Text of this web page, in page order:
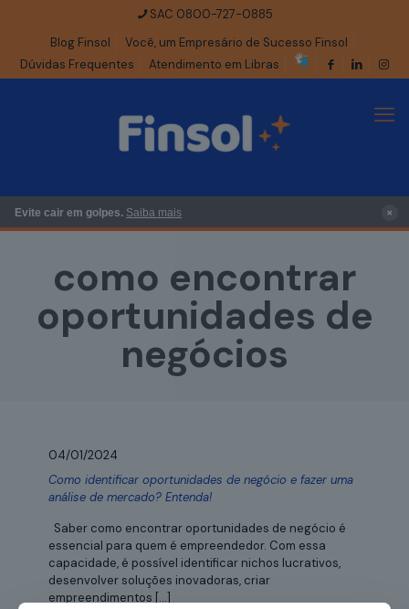
SAC 0800-727-0885
Blog Finsol
Você, um Empresário de Sucesso Finsol
Dúvidas Frequentes
Atendimento em Libras
Evite cair em golpes. Saiba mais ×
como encontrar
oportunidades de
negócios
04/01/2024
Como identificar oportunidades de negócio e fazer uma
análise de mercado? Entenda!
Saber como encontrar oportunidades de negócio é
essencial para quem é empreendedor. Com essa
capacidade, é possível identificar nichos lucrativos,
desenvolver soluções inovadoras, criar
empreendimentos […]